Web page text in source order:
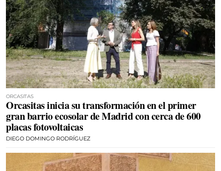
ORCASITAS
Orcasitas inicia su transformación en el primer
gran barrio ecosolar de Madrid con cerca de 600
placas fotovoltaicas
DIEGO DOMINGO RODRÍGUEZ